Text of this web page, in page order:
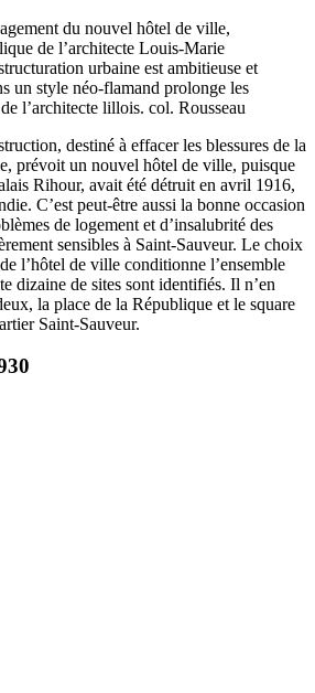
du nouvel hôtel de ville,
de l’architecte Louis-Marie
urbaine est ambitieuse et
un style néo-flamand prolonge les
l’architecte lillois. col. Rousseau
destiné à effacer les blessures de la
prévoit un nouvel hôtel de ville, puisque
Rihour, avait été détruit en avril 1916,
C’est peut-être aussi la bonne occasion
de logement et d’insalubrité des
sensibles à Saint-Sauveur. Le choix
l’hôtel de ville conditionne l’ensemble
dizaine de sites sont identifiés. Il n’en
la place de la République et le square
Saint-Sauveur.